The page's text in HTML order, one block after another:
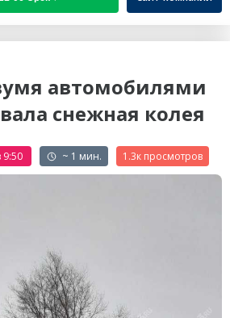
автомобилями
снежная колея
9:50 ~ 1 мин. 1.3к